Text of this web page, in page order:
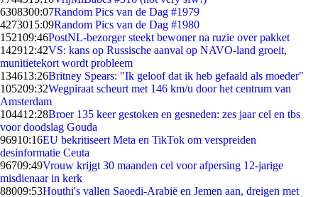
6308300:07Random Pics van de Dag #1979
4273015:09Random Pics van de Dag #1980
152109:46PostNL-bezorger steekt bewoner na ruzie over pakket
142912:42VS: kans op Russische aanval op NAVO-land groeit,
munitietekort wordt probleem
134613:26Britney Spears: "Ik geloof dat ik heb gefaald als moeder"
105209:32Wegpiraat scheurt met 146 km/u door het centrum van
Amsterdam
104412:28Broer 135 keer gestoken en gesneden: zes jaar cel en tbs
voor doodslag Gouda
96910:16EU bekritiseert Meta en TikTok om verspreiden
desinformatie Ceuta
96709:49Vrouw krijgt 30 maanden cel voor afpersing 12-jarige
misdienaar in kerk
88009:53Houthi's vallen Saoedi-Arabië en Jemen aan, dreigen met